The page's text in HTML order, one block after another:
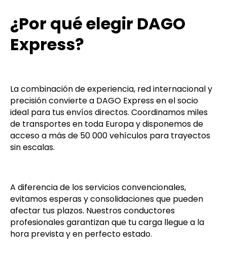
¿Por qué elegir DAGO
Express?
La combinación de experiencia, red internacional y
precisión convierte a DAGO Express en el socio
ideal para tus envíos directos. Coordinamos miles
de transportes en toda Europa y disponemos de
acceso a más de 50 000 vehículos para trayectos
sin escalas.
A diferencia de los servicios convencionales,
evitamos esperas y consolidaciones que pueden
afectar tus plazos. Nuestros conductores
profesionales garantizan que tu carga llegue a la
hora prevista y en perfecto estado.